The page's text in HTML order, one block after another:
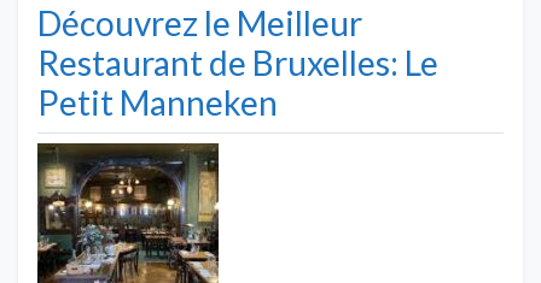
Découvrez le Meilleur
Restaurant de Bruxelles: Le
Petit Manneken